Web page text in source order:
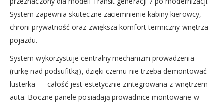
System zapewnia skuteczne zaciemnienie kabiny kierowcy,
chroni prywatność oraz zwiększa komfort termiczny wnętrza
pojazdu.
System wykorzystuje centralny mechanizm prowadzenia
(rurkę nad podsufitką), dzięki czemu nie trzeba demontować
lusterka — całość jest estetycznie zintegrowana z wnętrzem
auta. Boczne panele posiadają prowadnice montowane w